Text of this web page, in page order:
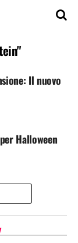
Il nuovo
Halloween